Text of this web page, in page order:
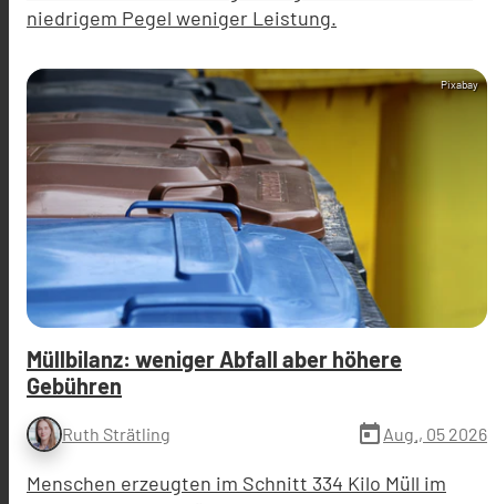
niedrigem Pegel weniger Leistung.
Pixabay
Müllbilanz: weniger Abfall aber höhere
Gebühren
Ruth Strätling today Aug., 05 2026
Menschen erzeugten im Schnitt 334 Kilo Müll im